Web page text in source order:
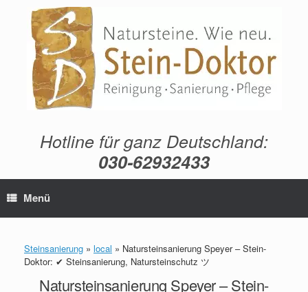
springen
Hotline für ganz Deutschland:
030-62932433
Menü
Steinsanierung » local » Natursteinsanierung Speyer – Stein-
Doktor: ✔ Steinsanierung, Natursteinschutz ツ
Natursteinsanierung Speyer – Stein-